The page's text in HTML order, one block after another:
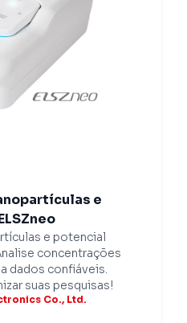
e
e potencial
concentrações
dados confiáveis.
suas pesquisas!
Co., Ltd.